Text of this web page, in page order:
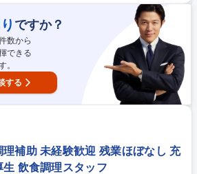
なしですか？
数から
できる
。
する
理補助 未経験歓迎 残業ほぼなし 充
飲食調理スタッフ